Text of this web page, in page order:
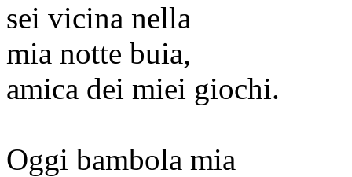
sei vicina nella
mia notte buia,
amica dei miei giochi.
Oggi bambola mia